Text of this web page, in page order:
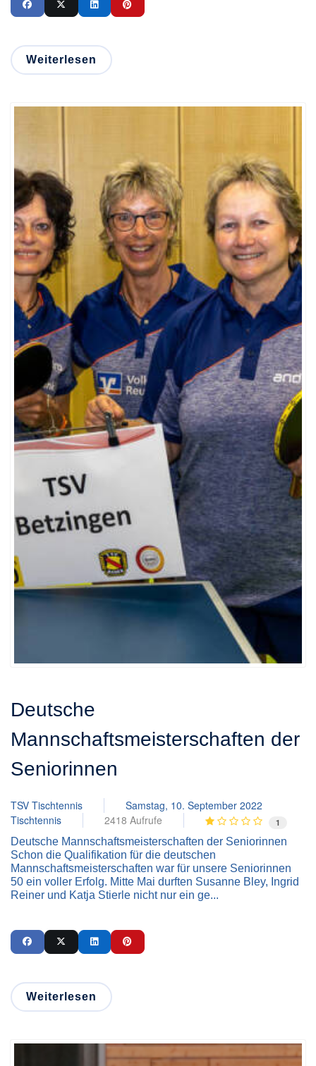
Weiterlesen
Deutsche
Mannschaftsmeisterschaften der
Seniorinnen
TSV Tischtennis
Samstag, 10. September 2022
Tischtennis
2418 Aufrufe 1
Deutsche Mannschaftsmeisterschaften der Seniorinnen
Schon die Qualifikation für die deutschen
Mannschaftsmeisterschaften war für unsere Seniorinnen
50 ein voller Erfolg. Mitte Mai durften Susanne Bley, Ingrid
Reiner und Katja Stierle nicht nur ein ge...
Weiterlesen